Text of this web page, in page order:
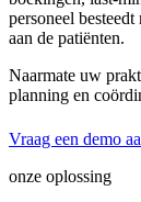
personeel
aan de patiënten.
Naarmate uw
planning en
Vraag een demo
onze oplossing